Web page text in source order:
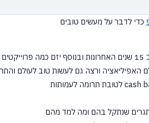
כדי לדבר על מעשים טובים